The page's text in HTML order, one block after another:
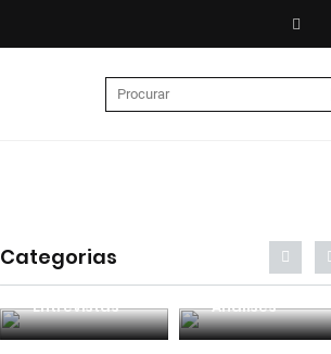
Categorias
Entrevistas Análises